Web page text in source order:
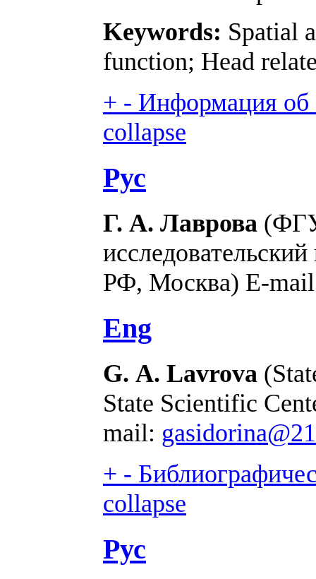
Keywords: Spatial
function; Head
+ - Информация об
collapse
Рус
Г. А. Лаврова
РФ, Москва) E-
Eng
G. А. Lavrova
State Scientific
mail:
+ -
collapse
Рус